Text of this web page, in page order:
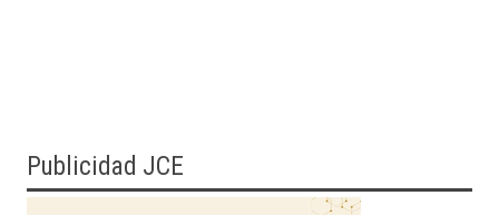
Publicidad JCE